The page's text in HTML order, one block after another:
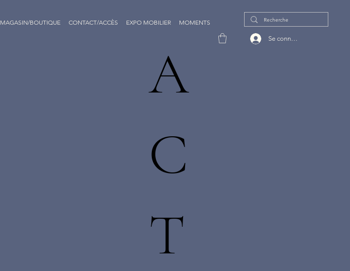
MAGASIN/BOUTIQUE CONTACT/ACCÈS EXPO MOBILIER MOMENTS
A
C
T
Se connecter